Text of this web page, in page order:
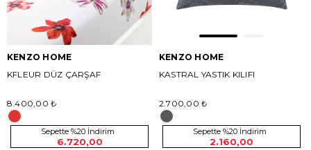
KENZO HOME
KFLEUR DÜZ ÇARŞAF
8.400,00 ₺
Sepette %20 İndirim
6.720,00
KENZO HOME
KASTRAL YASTIK KILIFI
2.700,00 ₺
Sepette %20 İndirim
2.160,00